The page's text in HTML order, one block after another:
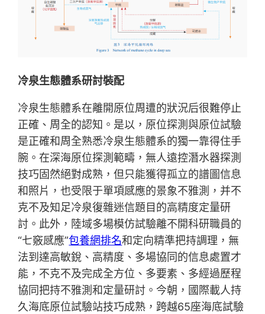
冷泉生態體系研討裝配
冷泉生態體系在離開原位周遭的狀況后很難停止
正確、周全的認知。是以，原位探測與原位試驗
是正確和周全熟悉冷泉生態體系的獨一靠得住手
腕。在深海原位探測範疇，無人遠控潛水器探測
技巧固然絕對成熟，但只能獲得孤立的譜圖信息
和照片，也受限于單項感應的景象不雅測，并不
克不及知足冷泉復雜迷信題目的高精度定量研
討。此外，陸域多場模仿試驗離不開科研職員的
“七竅感應”包養網排名和定向精準把持調理，無
法到達高敏銳、高精度、多場協同的信息處置才
能，不克不及完成全方位、多要素、多經過歷程
協同把持不雅測和定量研討。今朝，國際載人持
久海底原位試驗站技巧成熟，跨越65座海底試驗